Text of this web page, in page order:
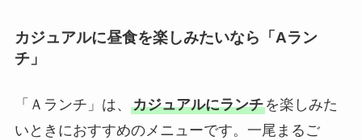
カジュアルに昼食を楽しみたいなら「Aラン
チ」
「Ａランチ」は、 カジュアルにランチを楽しみた
いときにおすすめのメニューです。一尾まるご